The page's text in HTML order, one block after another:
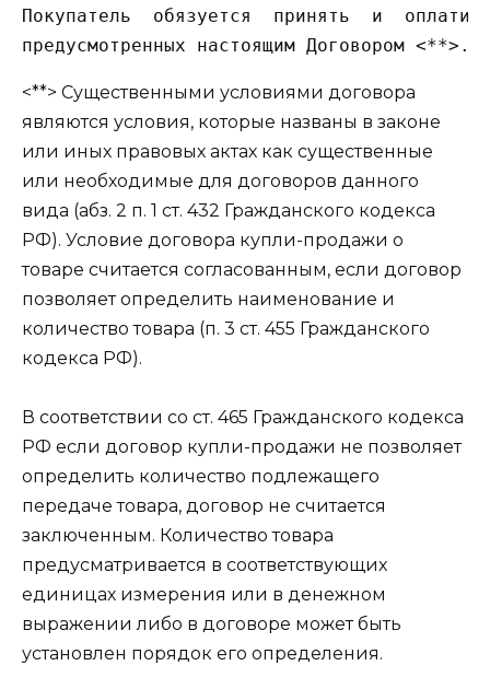
Покупатель  обязуется  принять  и
<**> Существенными условиями договора
являются условия, которые названы в законе
или иных правовых актах как существенные
или необходимые для договоров данного
вида (абз. 2 п. 1 ст. 432 Гражданского кодекса
РФ). Условие договора купли-продажи о
товаре считается согласованным, если договор
позволяет определить наименование и
количество товара (п. 3 ст. 455 Гражданского
кодекса РФ).
В соответствии со ст. 465 Гражданского кодекса
РФ если договор купли-продажи не позволяет
определить количество подлежащего
передаче товара, договор не считается
заключенным. Количество товара
предусматривается в соответствующих
единицах измерения или в денежном
выражении либо в договоре может быть
установлен порядок его определения.